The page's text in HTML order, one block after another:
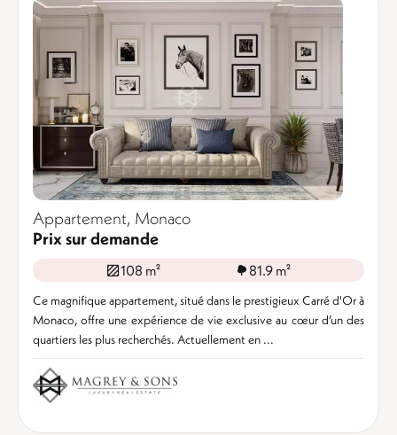
Appartement, Monaco
Prix sur demande
108 m² 81.9 m²
Ce magnifique appartement, situé dans le prestigieux Carré d'Or à
Monaco, offre une expérience de vie exclusive au cœur d’un des
quartiers les plus recherchés. Actuellement en ...